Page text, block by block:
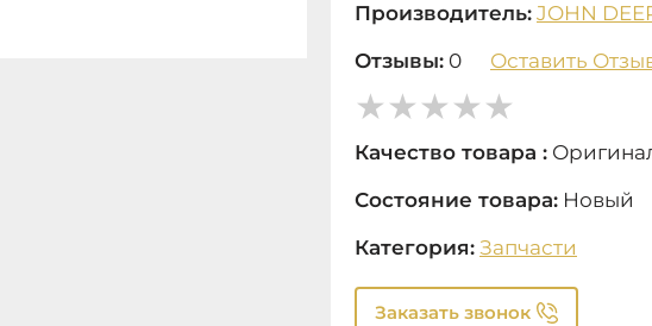
Производитель: JOHN
Отзывы: 0 Оставить
Качество товара :
Состояние товара: Новый
Категория: Запчасти
Заказать звонок